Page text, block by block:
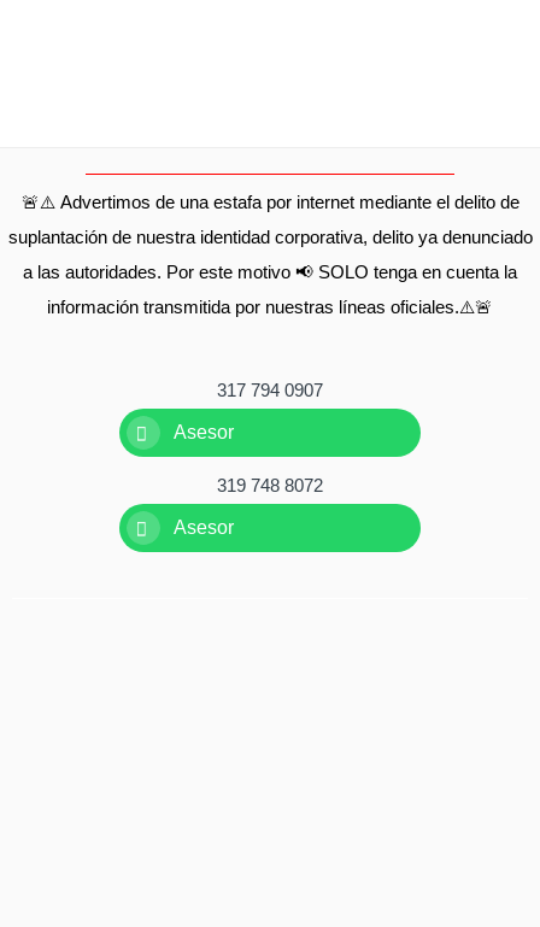
🚨⚠️ Advertimos de una estafa por internet mediante el delito de
suplantación de nuestra identidad corporativa, delito ya denunciado
a las autoridades. Por este motivo 📢 SOLO tenga en cuenta la
información transmitida por nuestras líneas oficiales.⚠️🚨
317 794 0907
Asesor
319 748 8072
Asesor